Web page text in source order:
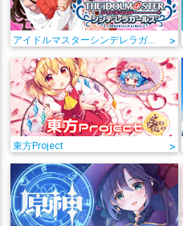
アイドルマスターシンデレラガールズ >
東方Project >